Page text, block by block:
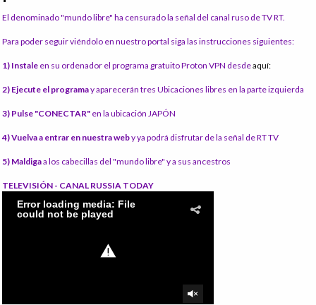
El denominado "mundo libre" ha censurado la señal del canal ruso de TV RT.
Para poder seguir viéndolo en nuestro portal siga las instrucciones siguientes:
1) Instale en su ordenador el programa gratuito Proton VPN desdeaquí:
2) Ejecute el programay aparecerán tres Ubicaciones libres en la parte izquierda
3) Pulse "CONECTAR" en la ubicación JAPÓN
4) Vuelva a entrar en nuestra weby ya podrá disfrutar de la señal de RT TV
5) Maldigaa los cabecillas del "mundo libre" y a sus ancestros
TELEVISIÓN - CANAL RUSSIA TODAY